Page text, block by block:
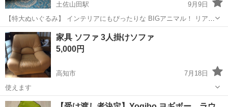
土佐山田駅
9月9日
【特大ぬいぐるみ】 インテリアにもぴったりな BIGアニマル！ リアル
な動物のぬいぐるみ ホワイトタイガー ビニール袋に入れて保管してい
たので汚れもなく綺麗です。 尻尾の先までは約2メートル近くありま
す。 3人掛けのソファに...
高知 香美市 土佐山田駅 ソファ
家具 ソファ 3人掛けソファ
5,000円
高知市
7月18日
使えます
高知 高知市 ソファ